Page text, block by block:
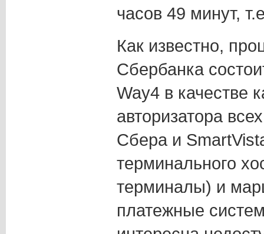
часов 49 минут,
Как известно,
Сбербанка
Way4 в качестве
авторизатора
Сбера и
терминального
терминалы) и
платежные